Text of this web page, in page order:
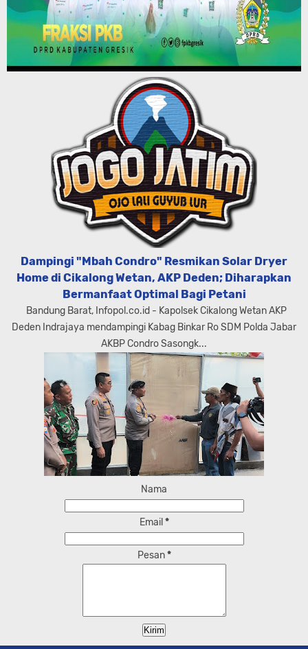
Dampingi "Mbah Condro" Resmikan Solar Dryer
Home di Cikalong Wetan, AKP Deden; Diharapkan
Bermanfaat Optimal Bagi Petani
Bandung Barat, Infopol.co.id - Kapolsek Cikalong Wetan AKP
Deden Indrajaya mendampingi Kabag Binkar Ro SDM Polda Jabar
AKBP Condro Sasongk...
Nama
Email *
Pesan*